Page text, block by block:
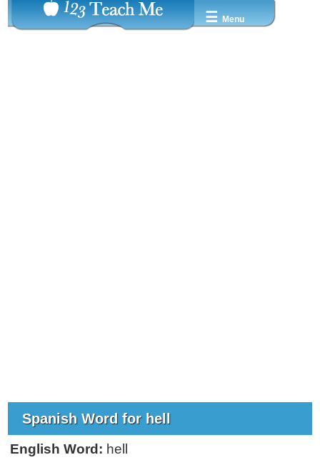
☰ Menu
Spanish Word for hell
English Word: hell